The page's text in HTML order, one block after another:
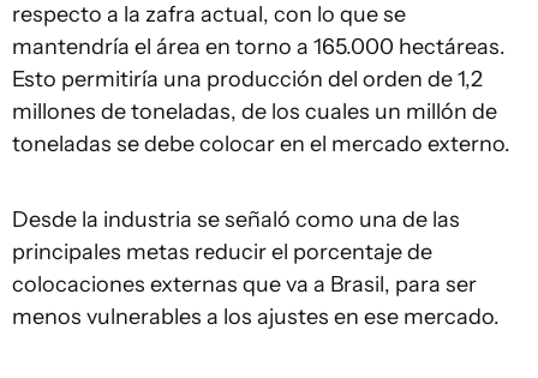
respecto a la zafra actual, con lo que se
mantendría el área en torno a 165.000 hectáreas.
Esto permitiría una producción del orden de 1,2
millones de toneladas, de los cuales un millón de
toneladas se debe colocar en el mercado externo.
Desde la industria se señaló como una de las
principales metas reducir el porcentaje de
colocaciones externas que va a Brasil, para ser
menos vulnerables a los ajustes en ese mercado.